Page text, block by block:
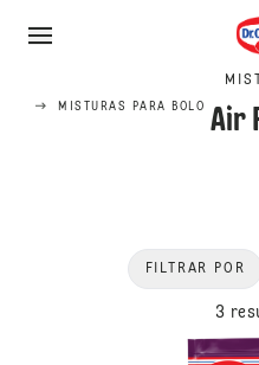
MISTURAS PARA BOLO Air
3
FILTRAR POR